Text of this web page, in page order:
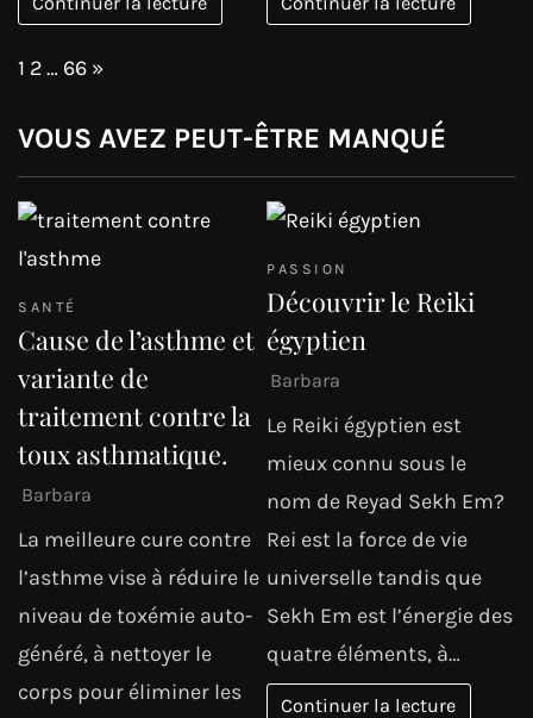
Page:
1 2… 66 Next
»
VOUS AVEZ PEUT-ÊTRE MANQUÉ
SANTÉ
Cause de l’asthme et
variante de
traitement contre la
toux asthmatique.
Barbara
La meilleure cure contre
l’asthme vise à réduire le
niveau de toxémie auto-
généré, à nettoyer le
corps pour éliminer les
PASSION
Découvrir le Reiki
égyptien
Barbara
Le Reiki égyptien est
mieux connu sous le
nom de Reyad Sekh Em?
Rei est la force de vie
universelle tandis que
Sekh Em est l’énergie des
quatre éléments, à…
Continuer la lecture